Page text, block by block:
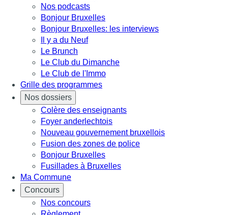
Nos podcasts
Bonjour Bruxelles
Bonjour Bruxelles: les interviews
Il y a du Neuf
Le Brunch
Le Club du Dimanche
Le Club de l'Immo
Grille des programmes
Nos dossiers
Colère des enseignants
Foyer anderlechtois
Nouveau gouvernement bruxellois
Fusion des zones de police
Bonjour Bruxelles
Fusillades à Bruxelles
Ma Commune
Concours
Nos concours